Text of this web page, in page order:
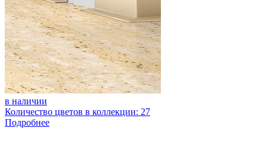
в наличии
Количество цветов в коллекции: 27
Подробнее